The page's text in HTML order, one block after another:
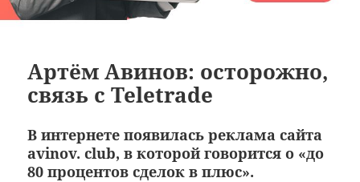
Артём Авинов: осторожно,
связь с Teletrade
В интернете появилась реклама сайта
avinov. club, в которой говорится о «до
80 процентов сделок в плюс».